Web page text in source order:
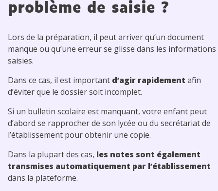
problème de saisie ?
Lors de la préparation, il peut arriver qu’un document
manque ou qu’une erreur se glisse dans les informations
saisies.
Dans ce cas, il est important d’agir rapidement afin
d’éviter que le dossier soit incomplet.
Si un bulletin scolaire est manquant, votre enfant peut
d’abord se rapprocher de son lycée ou du secrétariat de
l’établissement pour obtenir une copie.
Dans la plupart des cas, les notes sont également
transmises automatiquement par l’établissement
dans la plateforme.